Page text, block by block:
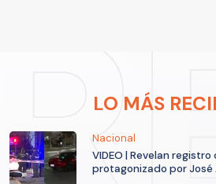
LO MÁS
Nacional
VIDEO | Revelan
protagonizado por José